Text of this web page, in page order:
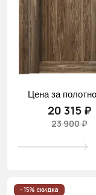
Цена за полотно
20 315 ₽
23 900 ₽
- 15% скидка